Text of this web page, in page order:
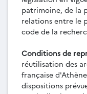
patrimoine, de la
relations entre le
code de la
Conditions de
réutilisation des
française
dispositions